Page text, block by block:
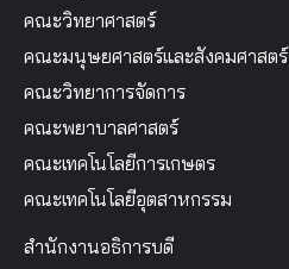
คณะวิทยาศาสตร์
คณะมนุษยศาสตร์และสังคมศาสตร์
คณะวิทยาการจัดการ
คณะพยาบาลศาสตร์
คณะเทคโนโลยีการเกษตร
คณะเทคโนโลยีอุตสาหกรรม
สำนักงานอธิการบดี